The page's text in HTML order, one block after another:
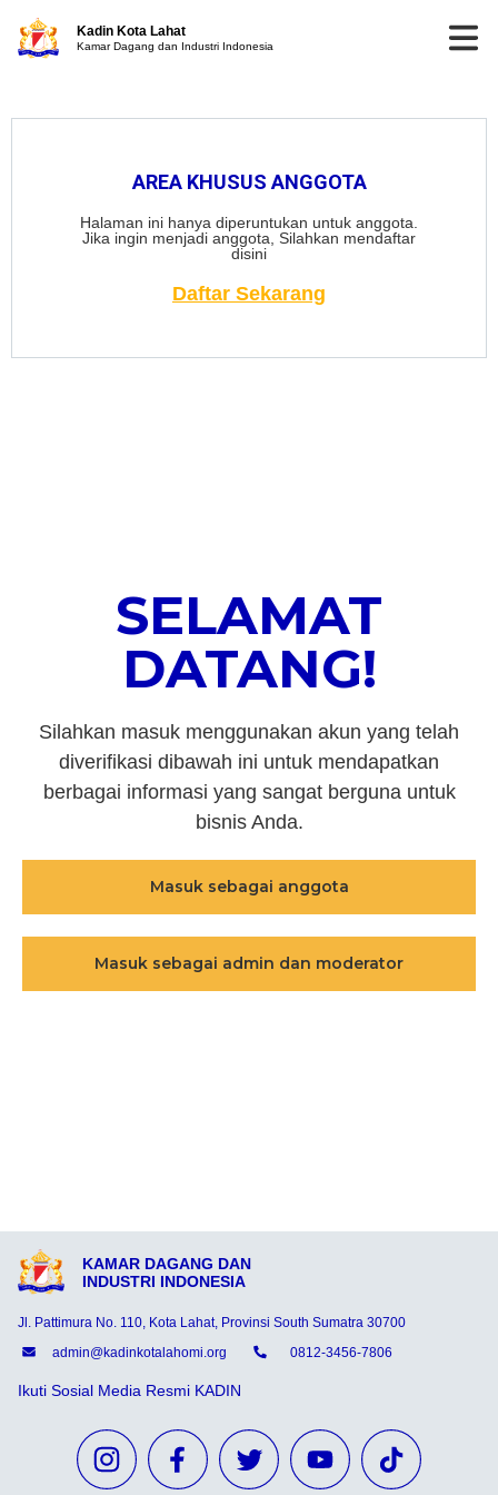
Kadin Kota Lahat
Kamar Dagang dan Industri Indonesia
AREA KHUSUS ANGGOTA
Halaman ini hanya diperuntukan untuk anggota.
Jika ingin menjadi anggota, Silahkan mendaftar
disini
Daftar Sekarang
SELAMAT
DATANG!
Silahkan masuk menggunakan akun yang telah
diverifikasi dibawah ini untuk mendapatkan
berbagai informasi yang sangat berguna untuk
bisnis Anda.
Masuk sebagai anggota
Masuk sebagai admin dan moderator
KAMAR DAGANG DAN
INDUSTRI INDONESIA
Jl. Pattimura No. 110, Kota Lahat, Provinsi South Sumatra 30700
admin@kadinkotalahomi.org
0812-3456-7806
Ikuti Sosial Media Resmi KADIN